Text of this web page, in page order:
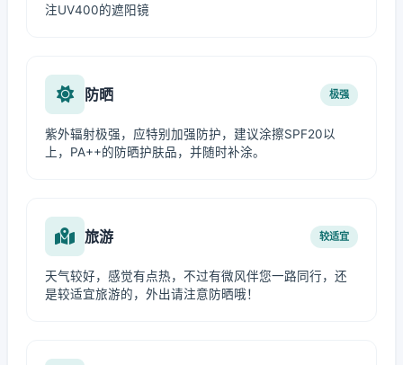
注UV400的遮阳镜
防晒 极强
紫外辐射极强，应特别加强防护，建议涂擦SPF20以
上，PA++的防晒护肤品，并随时补涂。
旅游 较适宜
天气较好，感觉有点热，不过有微风伴您一路同行，还
是较适宜旅游的，外出请注意防晒哦！